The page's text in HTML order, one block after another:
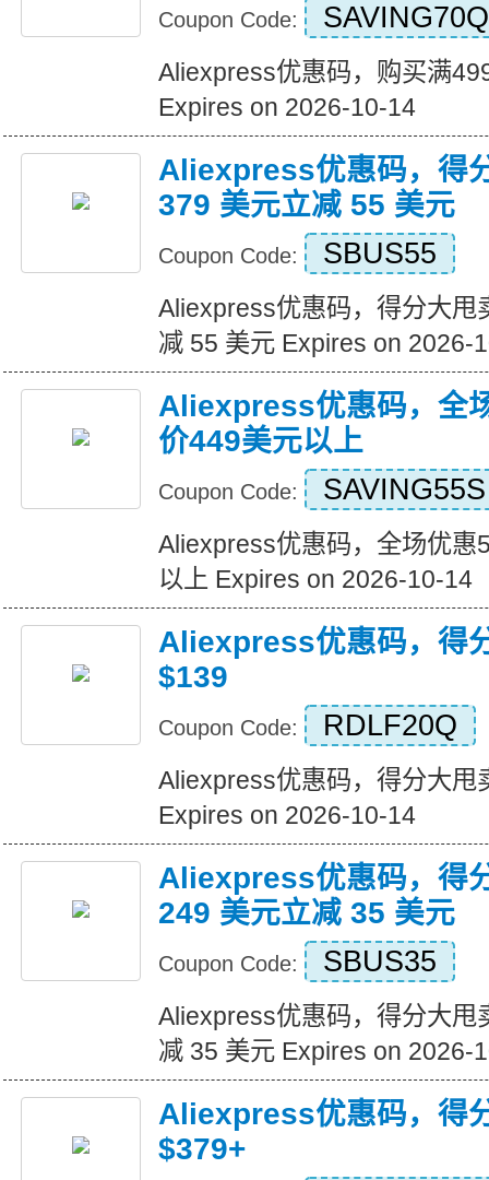
Coupon Code: SAVING70Q
Aliexpress优惠码，购买满
Expires on 2026-10-14
Aliexpress优惠码，得
379 美元立减 55 美元
Coupon Code: SBUS55
Aliexpress优惠码，得分大甩
减 55 美元 Expires on 2026-
Aliexpress优惠码，全
价449美元以上
Coupon Code: SAVING55S
Aliexpress优惠码，全场优惠
以上 Expires on 2026-10-14
Aliexpress优惠码，得
$139
Coupon Code: RDLF20Q
Aliexpress优惠码，得分大甩
Expires on 2026-10-14
Aliexpress优惠码，得
249 美元立减 35 美元
Coupon Code: SBUS35
Aliexpress优惠码，得分大甩
减 35 美元 Expires on 2026-
Aliexpress优惠码，得
$379+